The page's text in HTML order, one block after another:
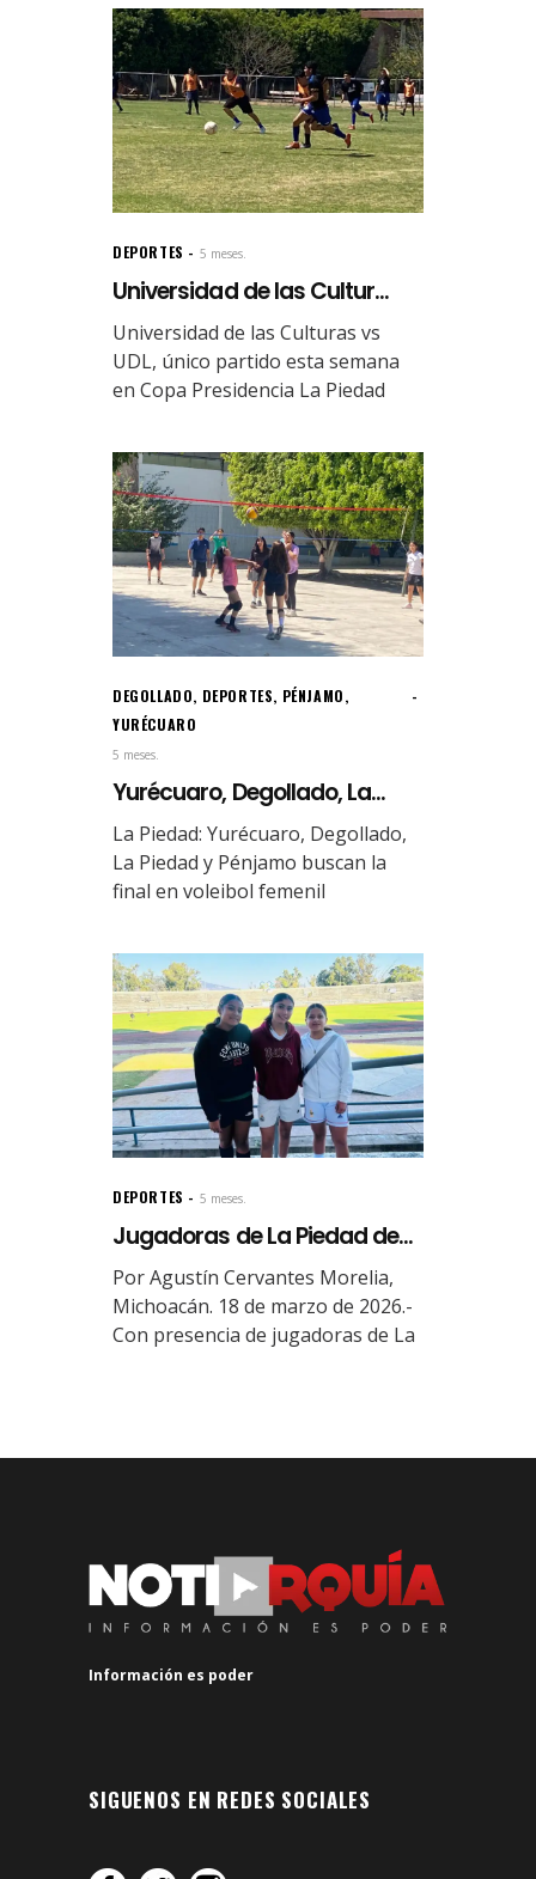
DEPORTES 5 meses.
Universidad de las Cultur...
Universidad de las Culturas vs
UDL, único partido esta semana
en Copa Presidencia La Piedad
DEGOLLADO, DEPORTES, PÉNJAMO,
YURÉCUARO
5 meses.
Yurécuaro, Degollado, La...
La Piedad: Yurécuaro, Degollado,
La Piedad y Pénjamo buscan la
final en voleibol femenil
DEPORTES 5 meses.
Jugadoras de La Piedad de...
Por Agustín Cervantes Morelia,
Michoacán. 18 de marzo de 2026.-
Con presencia de jugadoras de La
Información es poder
SIGUENOS EN REDES SOCIALES